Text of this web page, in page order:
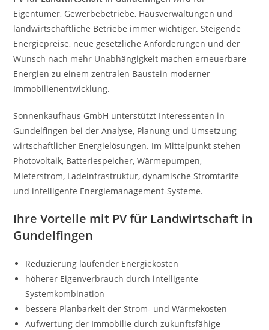
Eigentümer, Gewerbebetriebe, Hausverwaltungen und
landwirtschaftliche Betriebe immer wichtiger. Steigende
Energiepreise, neue gesetzliche Anforderungen und der
Wunsch nach mehr Unabhängigkeit machen erneuerbare
Energien zu einem zentralen Baustein moderner
Immobilienentwicklung.
Sonnenkaufhaus GmbH unterstützt Interessenten in
Gundelfingen bei der Analyse, Planung und Umsetzung
wirtschaftlicher Energielösungen. Im Mittelpunkt stehen
Photovoltaik, Batteriespeicher, Wärmepumpen,
Mieterstrom, Ladeinfrastruktur, dynamische Stromtarife
und intelligente Energiemanagement-Systeme.
Ihre Vorteile mit PV für Landwirtschaft in
Gundelfingen
Reduzierung laufender Energiekosten
höherer Eigenverbrauch durch intelligente
Systemkombination
bessere Planbarkeit der Strom- und Wärmekosten
Aufwertung der Immobilie durch zukunftsfähige